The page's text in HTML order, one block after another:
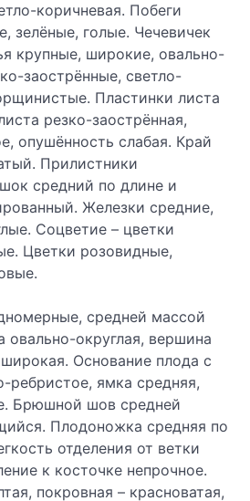
коричневая. Побеги
зелёные, голые. Чечевичек
крупные, широкие, овально-
заострённые, светло-
Пластинки листа
резко-заострённая,
опушённость слабая. Край
Прилистники
средний по длине и
Железки средние,
Соцветие – цветки
Цветки розовидные,
средней массой
овально-округлая, вершина
Основание плода с
ребристое, ямка средняя,
Брюшной шов средней
Плодоножка средняя по
отделения от ветки
к косточке непрочное.
покровная – красноватая,